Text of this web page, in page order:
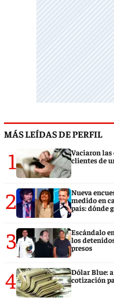
MÁS LEÍDAS DE PERFIL
1
Vaciaron las
clientes de
2
Nueva
medido en
país: dónde
3
Escándalo
los
presos
4
Dólar Blue:
cotización